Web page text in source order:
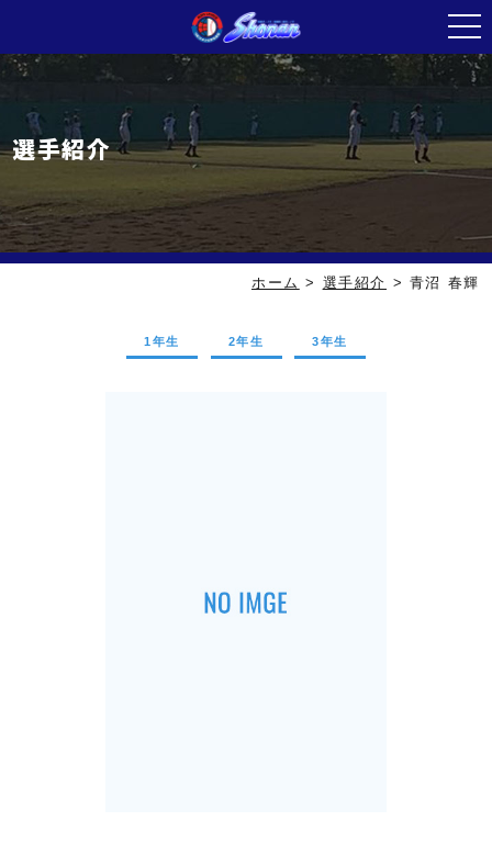
選手紹介
ホーム > 選手紹介 > 青沼 春輝
1年生 2年生 3年生